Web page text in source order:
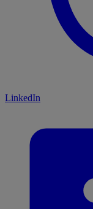
LinkedIn